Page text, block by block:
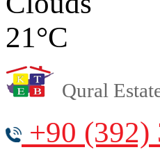
21°C
Qural
+90 (392)